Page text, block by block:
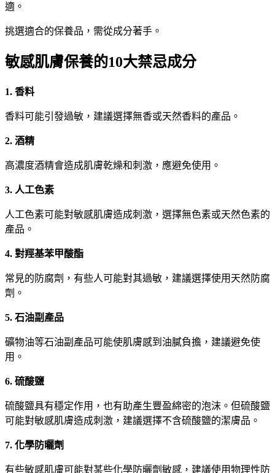
適。
挑選適合的保養品，需從成分著手。
敏感肌膚保養的10大禁忌成分
1. 香料
香料可能引發過敏，建議選擇無香或天然香料的產品。
2. 酒精
高濃度酒精會造成肌膚乾燥和刺激，應避免使用。
3. 人工色素
人工色素可能對敏感肌膚造成刺激，選擇無色素或天然色素的
產品。
4. 對羥基苯甲酸酯
常見的防腐劑，有些人可能對其過敏，建議選擇使用天然防腐
劑。
5. 石油副產品
礦物油等石油副產品可能使肌膚感到油膩負擔，建議避免使
用。
6. 硫酸鹽
硫酸鹽具有穩定作用，也有助產生豐盈綿密的泡沫。但硫酸鹽
可能對敏感肌膚造成刺激，建議選擇不含硫酸鹽的潔膚品。
7. 化學防曬劑
有些敏感肌膚可能對某些化學防曬劑敏感，建議使用物理性防